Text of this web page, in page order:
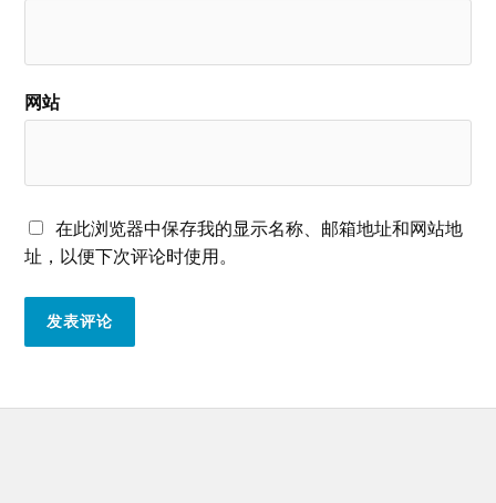
网站
在此浏览器中保存我的显示名称、邮箱地址和网站地
址，以便下次评论时使用。